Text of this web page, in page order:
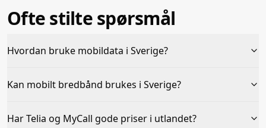
Ofte stilte spørsmål
Hvordan bruke mobildata i Sverige?
Kan mobilt bredbånd brukes i Sverige?
Har Telia og MyCall gode priser i utlandet?